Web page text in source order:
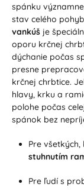
spánku
stav celého
vankúšje
oporu krčnej
dýchanie počas
presne
krčnej chrbtice.
hlavy, krku a
polohe počas
spánok bez
Pre
stuhnutím
Pre ľudí s